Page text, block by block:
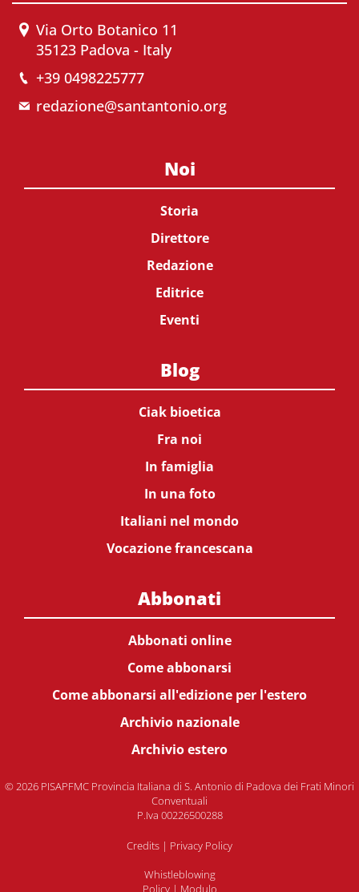
Via Orto Botanico 11
35123 Padova - Italy
+39 0498225777
redazione@santantonio.org
Noi
Storia
Direttore
Redazione
Editrice
Eventi
Blog
Ciak bioetica
Fra noi
In famiglia
In una foto
Italiani nel mondo
Vocazione francescana
Abbonati
Abbonati online
Come abbonarsi
Come abbonarsi all'edizione per l'estero
Archivio nazionale
Archivio estero
© 2026 PISAPFMC Provincia Italiana di S. Antonio di Padova dei Frati Minori
Conventuali
P.Iva 00226500288
Credits | Privacy Policy
Whistleblowing
Policy| Modulo